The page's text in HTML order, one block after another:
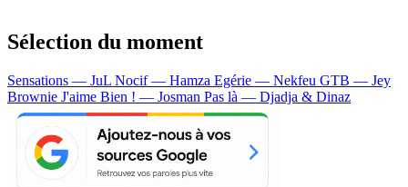
Sélection du moment
Sensations — JuL Nocif — Hamza Egérie — Nekfeu GTB — Jey
Brownie J'aime Bien ! — Josman Pas là — Djadja & Dinaz